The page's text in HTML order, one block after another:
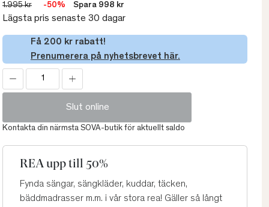
1.995 kr -50% Spara 998 kr
Lägsta pris senaste 30 dagar
Få 200 kr rabatt!
Prenumerera på nyhetsbrevet här.
Slut online
Kontakta din närmsta SOVA-butik för aktuellt saldo
REA upp till 50%
Fynda sängar, sängkläder, kuddar, täcken,
bäddmadrasser m.m. i vår stora rea! Gäller så långt